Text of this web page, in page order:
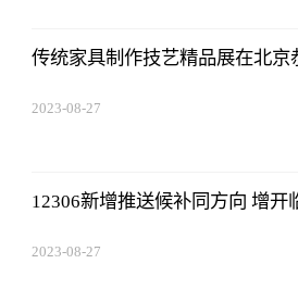
传统家具制作技艺精品展在北京
2023-08-27
12306新增推送候补同方向 增开
2023-08-27